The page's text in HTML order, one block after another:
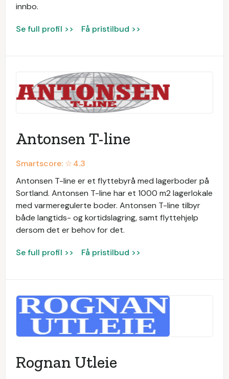
innbo.
Se full profil >> Få pristilbud >>
Antonsen T-line
Smartscore: ☆4.3
Antonsen T-line er et flyttebyrå med lagerboder på
Sortland. Antonsen T-line har et 1000 m2 lagerlokale
med varmeregulerte boder. Antonsen T-line tilbyr
både langtids- og kortidslagring, samt flyttehjelp
dersom det er behov for det.
Se full profil >> Få pristilbud >>
Rognan Utleie